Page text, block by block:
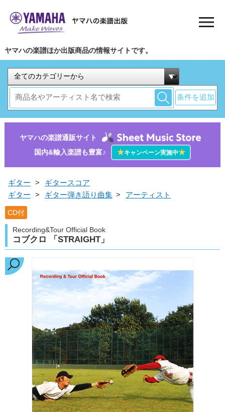
ヤマハの楽譜ほか出版商品の情報サイトです。
条件を追加
ヤマハの楽譜通販サイト
国内&輸入楽譜も豊富♪
★キャンペーン実施中★
ギター >
ギタースコア
ギター > ギター弾き語り曲集 > アーティスト
CD付
Recording&Tour Official Book
コブクロ 「STRAIGHT」